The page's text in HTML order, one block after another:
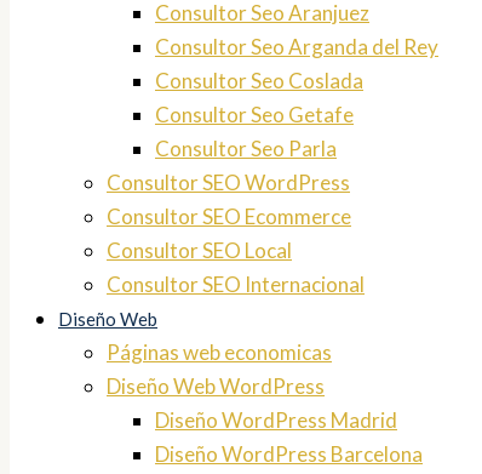
Consultor Seo Aranjuez
Consultor Seo Arganda del Rey
Consultor Seo Coslada
Consultor Seo Getafe
Consultor Seo Parla
Consultor SEO WordPress
Consultor SEO Ecommerce
Consultor SEO Local
Consultor SEO Internacional
Diseño Web
Páginas web economicas
Diseño Web WordPress
Diseño WordPress Madrid
Diseño WordPress Barcelona